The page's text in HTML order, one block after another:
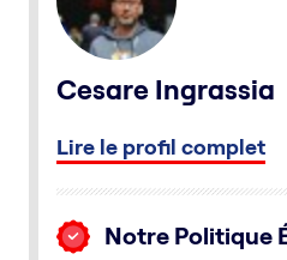
Cesare Ingrassia
Lire le profil complet
Notre Politique